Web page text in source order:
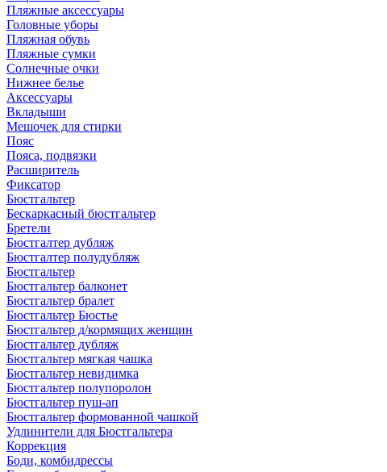
Пляжные аксессуары
Головные уборы
Пляжная обувь
Пляжные сумки
Солнечные очки
Нижнее белье
Аксессуары
Вкладыши
Мешочек для стирки
Пояс
Пояса, подвязки
Расширитель
Фиксатор
Бюстгальтер
Бескаркасный бюстгальтер
Бретели
Бюстгалтер дубляж
Бюстгалтер полудубляж
Бюстгальтер
Бюстгальтер балконет
Бюстгальтер бралет
Бюстгальтер Бюстье
Бюстгальтер д/кормящих женщин
Бюстгальтер дубляж
Бюстгальтер мягкая чашка
Бюстгальтер невидимка
Бюстгальтер полупоролон
Бюстгальтер пуш-ап
Бюстгальтер формованной чашкой
Удлинители для Бюстгальтера
Коррекция
Боди, комбидрессы